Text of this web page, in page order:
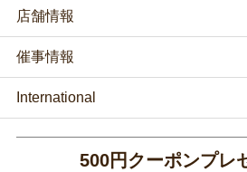
店舗情報
催事情報
International
500円クーポンプレ